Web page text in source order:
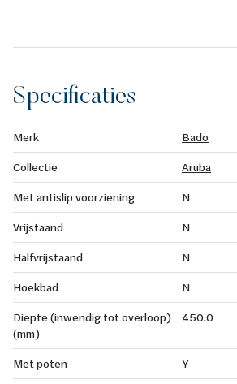
Specificaties
Merk
Bado
Collectie
Aruba
Met antislip voorziening
N
Vrijstaand
N
Halfvrijstaand
N
Hoekbad
N
Diepte (inwendig tot overloop)
(mm)
450.0
Met poten
Y